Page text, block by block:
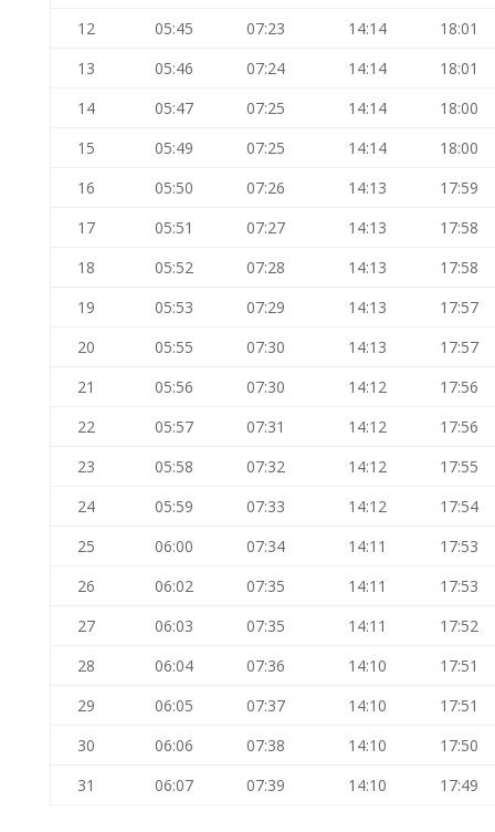
12
05:45 07:23 14:14
18:01
13
05:46 07:24 14:14
18:01
14
05:47 07:25 14:14
18:00
15
05:49 07:25 14:14
18:00
16
05:50 07:26 14:13
17:59
17
05:51 07:27 14:13
17:58
18
05:52 07:28 14:13
17:58
19
05:53 07:29 14:13
17:57
20
05:55 07:30 14:13
17:57
21
05:56 07:30 14:12
17:56
22
05:57 07:31 14:12
17:56
23
05:58 07:32 14:12
17:55
24
05:59 07:33 14:12
17:54
25
06:00 07:34 14:11
17:53
26
06:02 07:35 14:11
17:53
27
06:03 07:35 14:11
17:52
28
06:04 07:36 14:10
17:51
29
06:05 07:37 14:10
17:51
30
06:06 07:38 14:10
17:50
31
06:07 07:39 14:10 17:49